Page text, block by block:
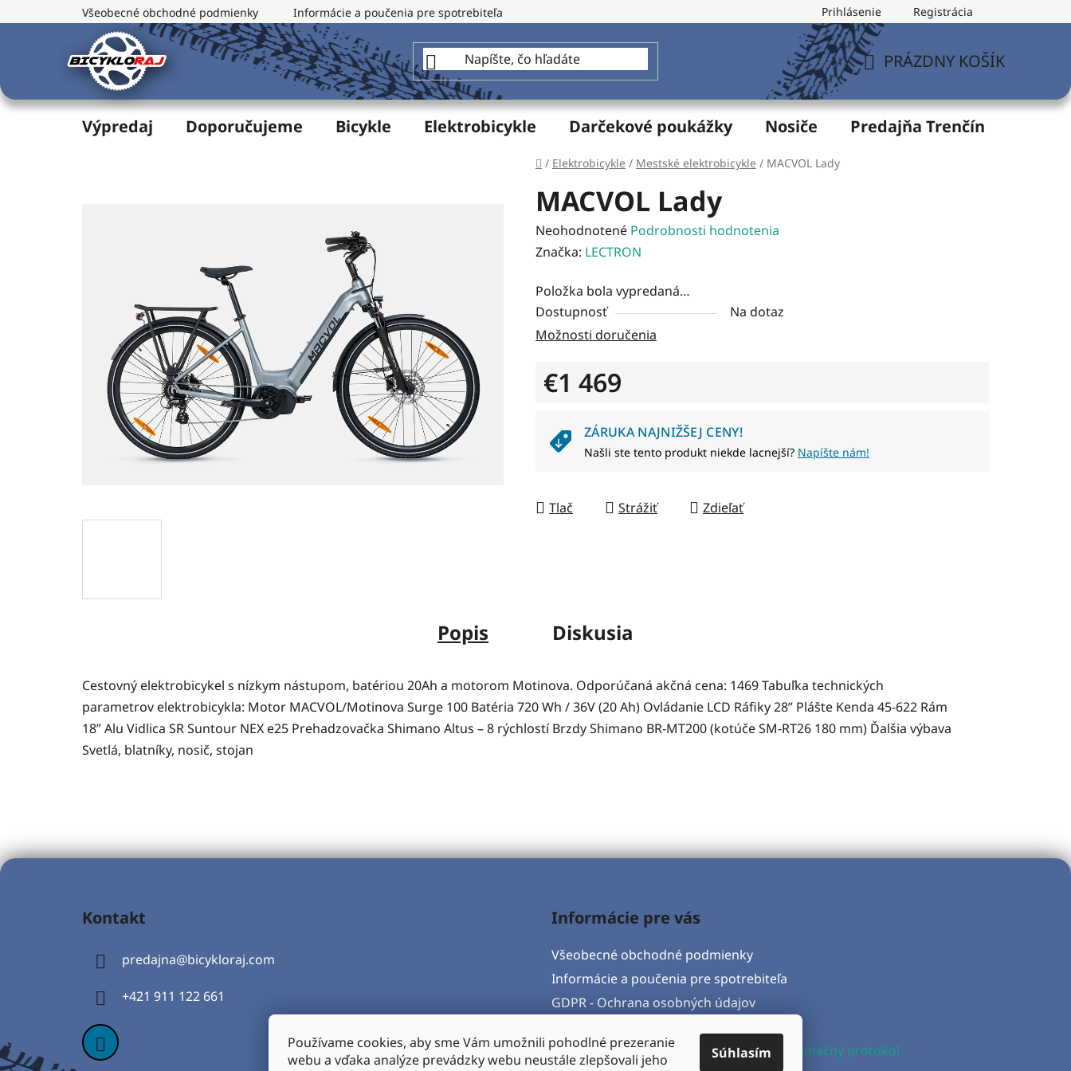
Používame cookies, aby sme Vám umožnili pohodlné prezeranie
webu a vďaka analýze prevádzky webu neustále zlepšovali jeho
Súhlasím
na
Všeobecné obchodné podmienky Informácie a poučenia pre spotrebiteľa Formulár na odstúpenie od zmluvy
Prihlásenie Registrácia
KOŠÍK
PRÁZDNY KOŠÍK
Výpredaj Doporučujeme Bicykle Elektrobicykle Darčekové poukážky Nosiče Predajňa Trenčín
Domov
/ Elektrobicykle / Mestské elektrobicykle / MACVOL Lady
MACVOL Lady
Priemerné
hodnotenie
je
0,0
z
hviezdičiek.
Neohodnotené Podrobnosti hodnotenia
Značka: LECTRON
Položka bola vypredaná…
Dostupnosť
Na dotaz
Možnosti doručenia
€1 469
ZÁRUKA NAJNIŽŠEJ CENY!
Našli ste tento produkt niekde lacnejší? Napíšte nám!
Tlač Strážiť Zdieľať
Popis Diskusia
Cestovný elektrobicykel s nízkym nástupom, batériou 20Ah a motorom Motinova. Odporúčaná akčná cena: 1469 Tabuľka technických
parametrov elektrobicykla: Motor MACVOL/Motinova Surge 100 Batéria 720 Wh / 36V (20 Ah) Ovládanie LCD Ráfiky 28” Plášte Kenda 45-622 Rám
18” Alu Vidlica SR Suntour NEX e25 Prehadzovačka Shimano Altus – 8 rýchlostí Brzdy Shimano BR-MT200 (kotúče SM-RT26 180 mm) Ďalšia výbava
Svetlá, blatníky, nosič, stojan
Kontakt
predajna@bicykloraj.com
+421 911 122 661
Informácie pre vás
Všeobecné obchodné podmienky
Informácie a poučenia pre spotrebiteľa
GDPR - Ochrana osobných údajov
Postup pri vytknutí vady produktu a Reklamačný protokol